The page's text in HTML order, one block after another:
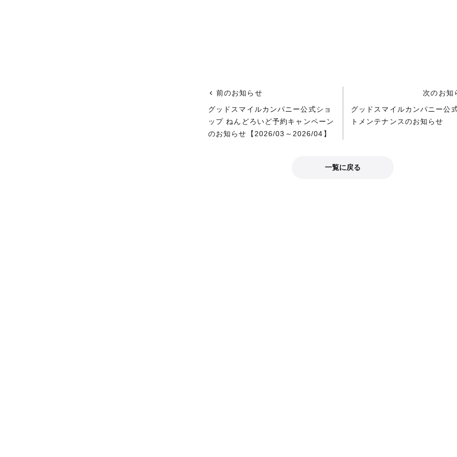
前のお知らせ
グッドスマイルカンパニー公式ショ
ップ ねんどろいど予約キャンペーン
のお知らせ【2026/03～2026/04】
次のお知
グッドスマイルカンパニー公
トメンテナンスのお知らせ
一覧に戻る